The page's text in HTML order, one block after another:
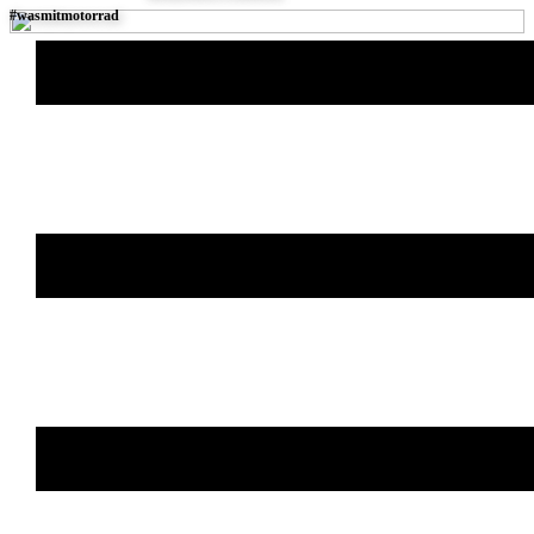
#wasm​itmotorrad